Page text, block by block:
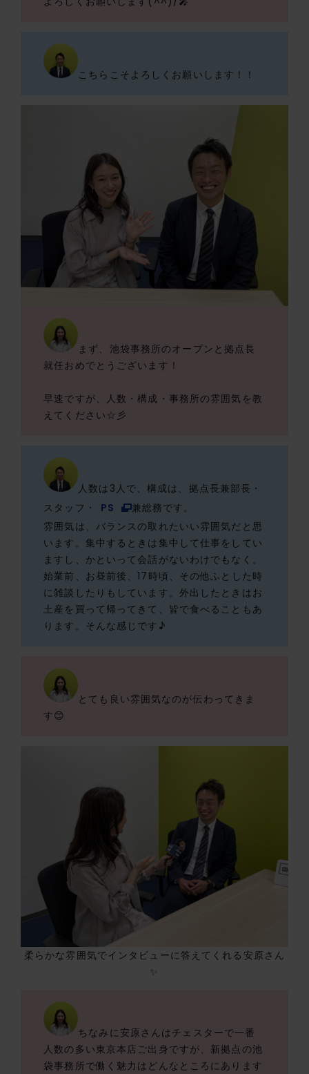
こちらこそよろしくお願いします！！
まず、池袋事務所のオープンと拠点長
就任おめでとうございます！
早速ですが、人数・構成・事務所の雰囲気を教
えてください☆彡
人数は3人で、構成は、拠点長兼部長・
スタッフ・
PS
兼総務です。
雰囲気は、バランスの取れたいい雰囲気だと思
います。集中するときは集中して仕事をしてい
ますし、かといって会話がないわけでもなく。
始業前、お昼前後、17時頃、その他ふとした時
に雑談したりもしています。外出したときはお
土産を買って帰ってきて、皆で食べることもあ
ります。そんな感じです♪
とても良い雰囲気なのが伝わってきま
す😊
柔らかな雰囲気でインタビューに答えてくれる安原さん
✨
ちなみに安原さんはチェスターで一番
人数の多い東京本店ご出身ですが、新拠点の池
袋事務所で働く魅力はどんなところにあります